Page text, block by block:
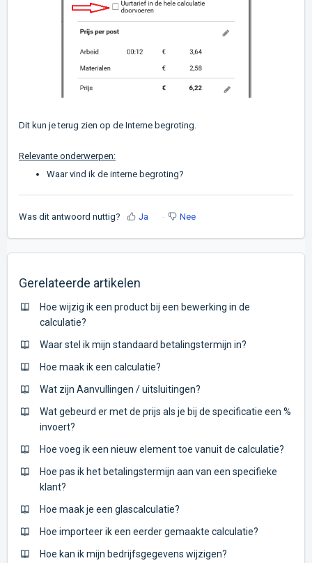
Dit kun je terug zien op de Interne begroting.
Relevante onderwerpen:
Waar vind ik de interne begroting?
Was dit antwoord nuttig? Ja Nee
Gerelateerde artikelen
Hoe wijzig ik een product bij een bewerking in de
calculatie?
Waar stel ik mijn standaard betalingstermijn in?
Hoe maak ik een calculatie?
Wat zijn Aanvullingen / uitsluitingen?
Wat gebeurd er met de prijs als je bij de specificatie een %
invoert?
Hoe voeg ik een nieuw element toe vanuit de calculatie?
Hoe pas ik het betalingstermijn aan van een specifieke
klant?
Hoe maak je een glascalculatie?
Hoe importeer ik een eerder gemaakte calculatie?
Hoe kan ik mijn bedrijfsgegevens wijzigen?